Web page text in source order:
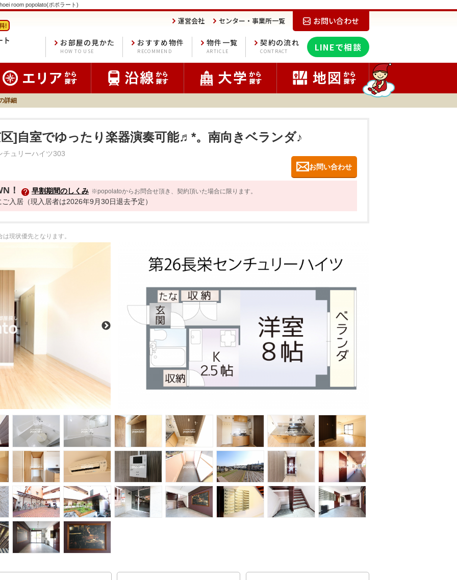
room popolato(ポポラート)
お問い合わせ
センター・事業所一覧
運営会社
LINEで相談
契約の流れ
CONTRACT
物件一覧
ARTICLE
おすすめ物件
RECOMMEND
お部屋の見かた
HOW TO USE
詳細
]自室でゆったり楽器演奏可能♬*。南向きベランダ♪
チュリーハイツ303
お問い合わせ
！ 早割期間のしくみ ※popolatoからお問合せ頂き、契約頂いた場合に限ります。
入居（現入居者は2026年9月30日退去予定）
現状優先となります。